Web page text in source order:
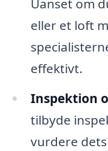
Uanset om
eller et loft
effektivt.
Inspektion
tilbyde
vurdere